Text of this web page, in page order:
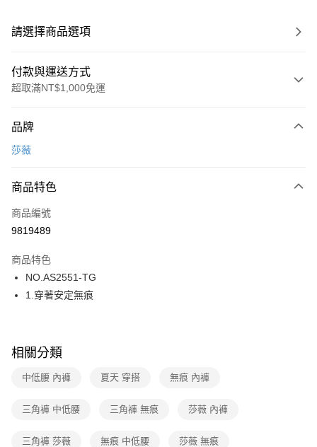
請選擇商品選項
付款與運送方式
超取滿NT$1,000免運
信用卡一次付款
LINE Pay
街口支付
運送方式
全家取貨付款
每筆NT$80，滿NT$1,000(含以上)免運費
每筆NT$80，滿NT$1,000(含以上)免運費
品牌
莎薇
商品特色
商品編號
9819489
商品特色
NO.AS2551-TG
1.穿著安定無痕
相關分類
中低腰 內褲 夏天 穿搭 無痕 內褲
三角褲 中低腰 三角褲 無痕 莎薇 內褲
三角褲 莎薇 無痕 中低腰 莎薇 無痕